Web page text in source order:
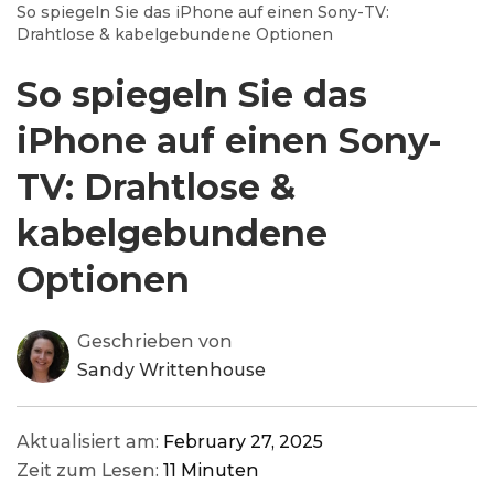
So spiegeln Sie das iPhone auf einen Sony-TV:
Drahtlose & kabelgebundene Optionen
So spiegeln Sie das
iPhone auf einen Sony-
TV: Drahtlose &
kabelgebundene
Optionen
Geschrieben von
Sandy Writtenhouse
Aktualisiert am: February 27, 2025
Zeit zum Lesen: 11 Minuten